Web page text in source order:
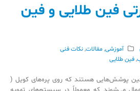
فین طلایی و فین
آموزشی,مقالات,نکات فنی
,فین طلایی
فین پوشش‌هایی هستند که روی پره‌های کویل (